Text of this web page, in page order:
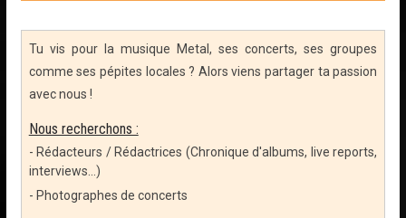
Tu vis pour la musique Metal, ses concerts, ses groupes
comme ses pépites locales ? Alors viens partager ta passion
avec nous !
Nous recherchons :
- Rédacteurs / Rédactrices (Chronique d'albums, live reports,
interviews...)
- Photographes de concerts